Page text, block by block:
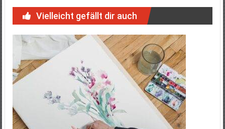
Vielleicht gefällt dir auch